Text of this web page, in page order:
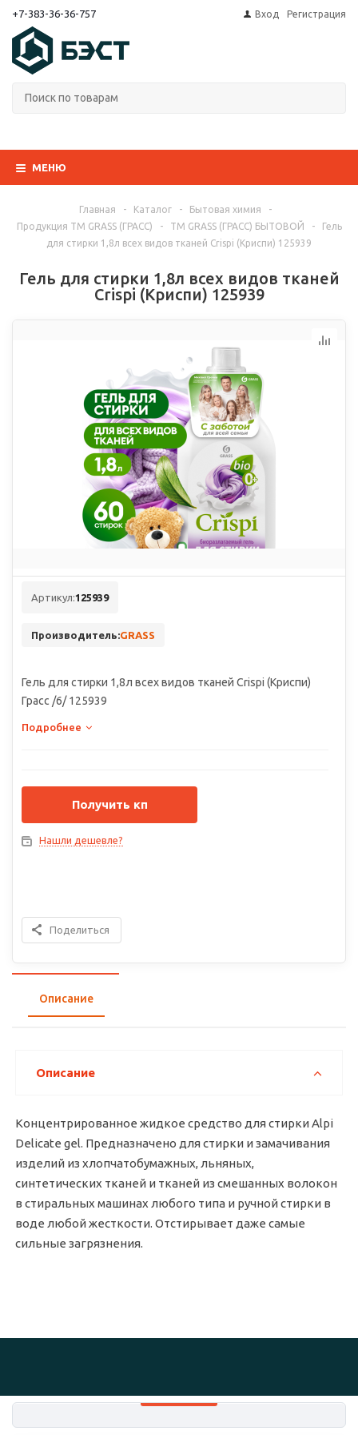
+7-383-36-36-757 Вход Регистрация
МЕНЮ
Главная - Каталог - Бытовая химия
-
Продукция ТМ GRASS (ГРАСС)
- ТМ GRASS (ГРАСС) БЫТОВОЙ -
Гель
для стирки 1,8л всех видов тканей Crispi (Криспи) 125939
Гель для стирки 1,8л всех видов тканей
Crispi (Криспи) 125939
Артикул:125939
Производитель:GRASS
Гель для стирки 1,8л всех видов тканей Crispi (Криспи)
Грасс /6/ 125939
Подробнее
Получить кп
Нашли дешевле?
Поделиться
Описание
Описание
Концентрированное жидкое средство для стирки Alpi
Delicate gel. Предназначено для стирки и замачивания
изделий из хлопчатобумажных, льняных,
синтетических тканей и тканей из смешанных волокон
в стиральных машинах любого типа и ручной стирки в
воде любой жесткости. Отстирывает даже самые
сильные загрязнения.